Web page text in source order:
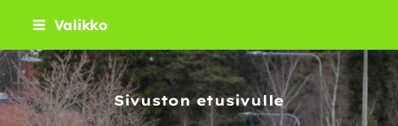
Siirry
sisältöön
Valikko
Sivuston etusivulle